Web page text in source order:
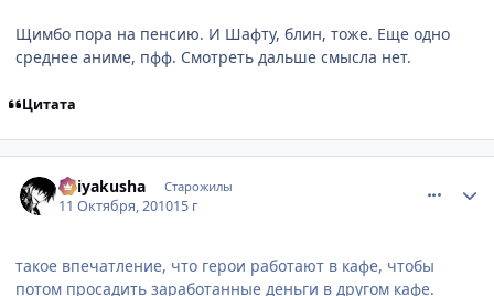
Щимбо пора на пенсию. И Шафту, блин, тоже. Еще одно
среднее аниме, пфф. Смотреть дальше смысла нет.
Цитата
Keiyakusha Старожилы
11 Октября, 201015 г
такое впечатление, что герои работают в кафе, чтобы
потом просадить заработанные деньги в другом кафе.